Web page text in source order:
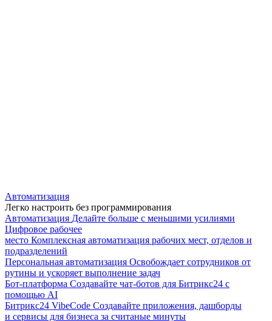
Автоматизация
Легко настроить без программирования
Автоматизация Делайте больше с меньшими усилиями
Цифровое рабочее
место Комплексная автоматизация рабочих мест, отделов и
подразделений
Персональная автоматизация Освобождает сотрудников от
рутины и ускоряет выполнение задач
Бот-платформа Создавайте чат-ботов для Битрикс24 с
помощью AI
Битрикс24 VibeCode Создавайте приложения, дашборды
и сервисы для бизнеса за считаные минуты